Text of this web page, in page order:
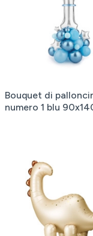
Bouquet di
numero 1 blu